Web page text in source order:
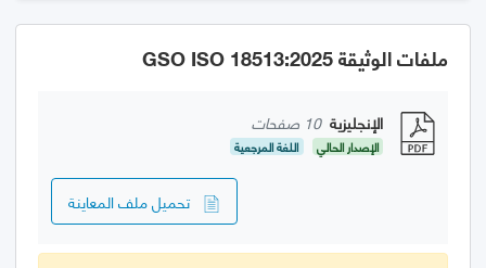
ملفات الوثيقة GSO ISO 18513:2025
الإنجليزية 10 صفحات
الإصدار الحالي اللغة المرجعية
تحميل ملف المعاينة